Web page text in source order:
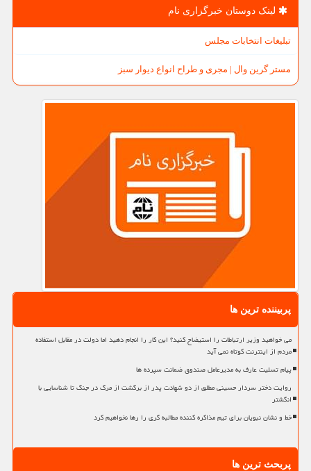
لینک دوستان خبرگزاری نام
تبلیغات انتخابات مجلس
مستر گرین وال | مجری و طراح انواع دیوار سبز
پربیننده ترین ها
می خواهید وزیر ارتباطات را استیضاح کنید؟ این کار را انجام دهید اما دولت در مقابل استفاده
مردم از اینترنت کوتاه نمی آید
پیام تسلیت عارف به مدیرعامل صندوق ضمانت سپرده ها
روایت دختر سردار حسینی مطلق از دو شهادت پدر از برگشت از مرگ در جنگ تا شناسایی با
انگشتر
خط و نشان نبویان برای تیم مذاکره کننده مطالبه گری را رها نخواهیم کرد
پربحث ترین ها